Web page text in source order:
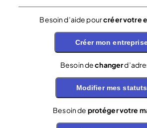
Besoin d’aide pourcréer votre
Créer mon
Besoin dechanger
Modifier mes statuts
Besoin de protéger votre